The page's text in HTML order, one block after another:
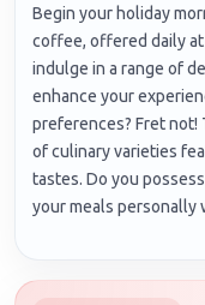
Begin your holiday
coffee, offered daily
indulge in a range of
enhance your
preferences? Fret not!
of culinary varieties
tastes. Do you
your meals personally